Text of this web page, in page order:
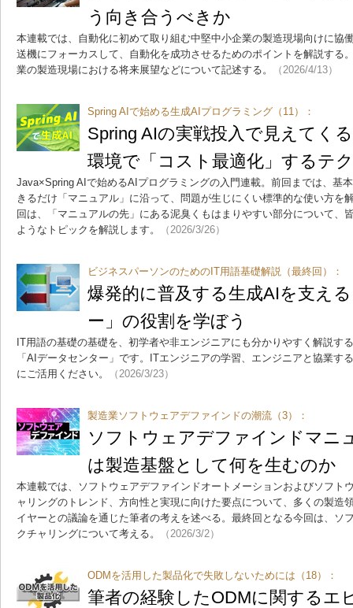
う向き合うべきか
本連載では、自動化に初めて取り組む中堅中小企業の製造現場向けに協
送機にフォーカスして、自動化を成功させるためのポイントを解説する
業の製造現場における将来展望などについて記述する。
（2026/4/13）
Spring AIで始める生成AIプログラミング（11）：
Spring AIの実戦投入で見えてく
環境で「コスト最適化」するテ
Java×Spring AIで始めるAIプログラミングの入門連載。前回までは、基
きるだけ「マニュアル」に沿って、問題が生じにくい標準的な使い方を
回は、「マニュアルの先」にある泥臭くもはまりやすい部分について、
ようなトピックを解説します。
（2026/3/26）
ビジネスパーソンのためのIT用語基礎解説（最終回）：
爆発的に普及する生成AIを支え
ー」の役割を学ぼう
IT用語の基礎の基礎を、初学者や非エンジニアにも分かりやすく解説す
「AIデータセンター」です。ITエンジニアの学習、エンジニアと協業す
にご活用ください。
（2026/3/23）
製造業ソフトウェアデファインドの潮流（3）：
ソフトウェアデファインドマニ
は製造基盤として何を生むのか
本連載では、ソフトウェアデファインドオートメーションおよびソフト
ャリングのトレンド、方向性と実現に向けた要点について、多くの製造
イヤーとの議論を通じた筆者の考えを述べる。最終回となる今回は、ソ
クチャリングについて考える。
（2026/3/2）
ODMを活用した製品化で失敗しないためには（18）：
筆者の経験したODMに関するエ